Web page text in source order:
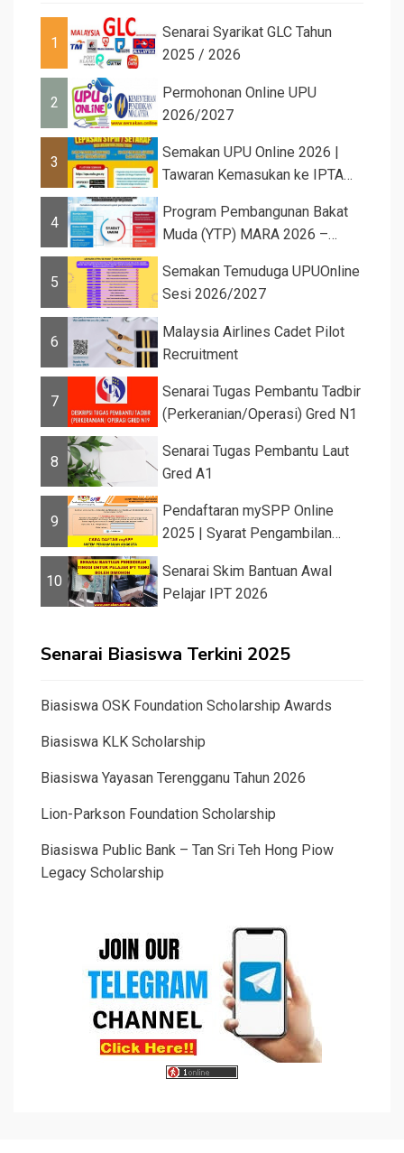
1
Senarai Syarikat GLC Tahun
2025 / 2026
2
Permohonan Online UPU
2026/2027
3
Semakan UPU Online 2026 |
Tawaran Kemasukan ke IPTA
4
Program Pembangunan Bakat
Muda (YTP) MARA 2026 –
5
Semakan Temuduga UPUOnline
Sesi 2026/2027
6
Malaysia Airlines Cadet Pilot
Recruitment
7
Senarai Tugas Pembantu Tadbir
(Perkeranian/Operasi) Gred N1
8
Senarai Tugas Pembantu Laut
Gred A1
9
Pendaftaran mySPP Online
2025 | Syarat Pengambilan
10
Senarai Skim Bantuan Awal
Pelajar IPT 2026
Senarai Biasiswa Terkini 2025
Biasiswa OSK Foundation Scholarship Awards
Biasiswa KLK Scholarship
Biasiswa Yayasan Terengganu Tahun 2026
Lion-Parkson Foundation Scholarship
Biasiswa Public Bank – Tan Sri Teh Hong Piow
Legacy Scholarship